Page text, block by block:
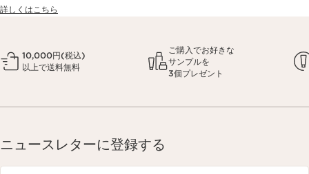
詳しくはこちら
10,000円(税込)
以上で送料無料
ご購入でお好きな
サンプルを
3個プレゼント
ニュースレターに登録する